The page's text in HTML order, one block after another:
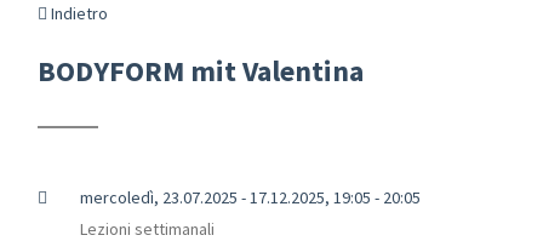
Indietro
BODYFORM mit Valentina
mercoledì, 23.07.2025 - 17.12.2025, 19:05 - 20:05
Lezioni settimanali